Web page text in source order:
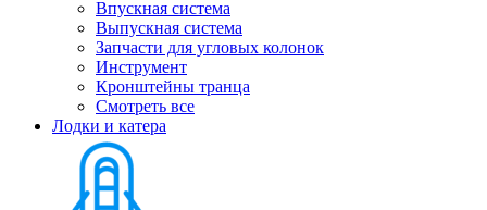
Впускная система
Выпускная система
Запчасти для угловых колонок
Инструмент
Кронштейны транца
Смотреть все
Лодки и катера